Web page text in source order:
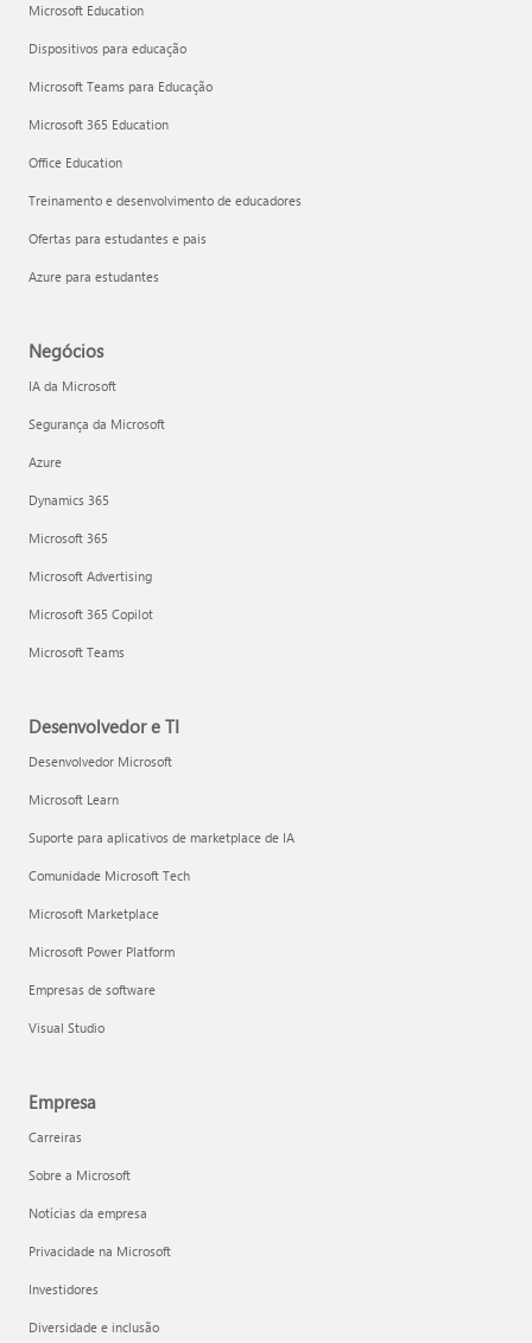
Microsoft Education
Dispositivos para educação
Microsoft Teams para Educação
Microsoft 365 Education
Office Education
Treinamento e desenvolvimento de educadores
Ofertas para estudantes e pais
Azure para estudantes
Negócios
IA da Microsoft
Segurança da Microsoft
Azure
Dynamics 365
Microsoft 365
Microsoft Advertising
Microsoft 365 Copilot
Microsoft Teams
Desenvolvedor e TI
Desenvolvedor Microsoft
Microsoft Learn
Suporte para aplicativos de marketplace de IA
Comunidade Microsoft Tech
Microsoft Marketplace
Microsoft Power Platform
Empresas de software
Visual Studio
Empresa
Carreiras
Sobre a Microsoft
Notícias da empresa
Privacidade na Microsoft
Investidores
Diversidade e inclusão